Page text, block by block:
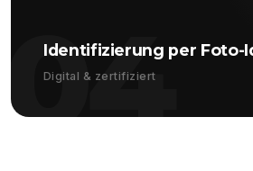
04
Identifizierung per Foto-
Digital & zertifiziert